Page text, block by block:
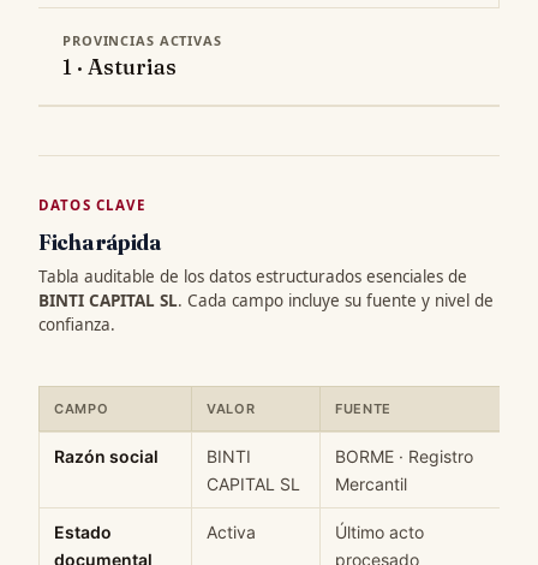
PROVINCIAS ACTIVAS
1 · Asturias
DATOS CLAVE
Ficha rápida
Tabla auditable de los datos estructurados esenciales de
BINTI CAPITAL SL. Cada campo incluye su fuente y nivel de
confianza.
CAMPO VALOR FUENTE
Razón social
BINTI
CAPITAL SL
BORME · Registro
Mercantil
Estado
documental
Activa
Último acto
procesado